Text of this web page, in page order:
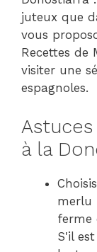
juteux que
vous
Recettes de
visiter une
espagnoles.
à la
merlu
ferme
S'il